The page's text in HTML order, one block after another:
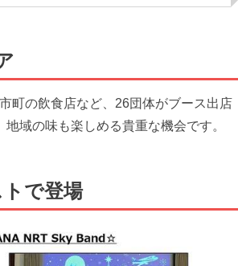
町の飲食店など、26団体がブース出店
域の味も楽しめる貴重な機会です。
で登場